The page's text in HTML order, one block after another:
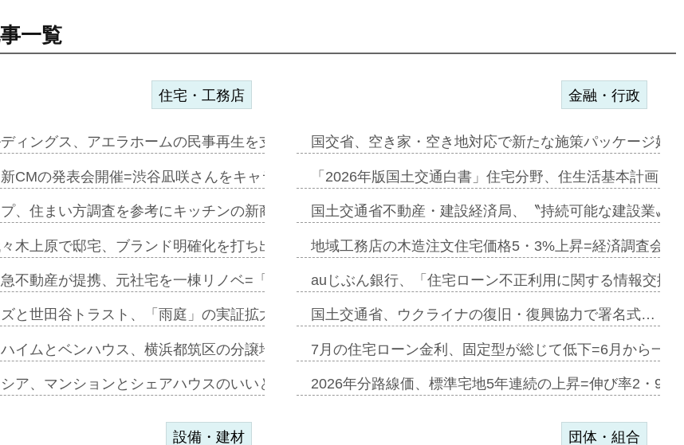
一覧
住宅・工務店
ィングス、アエラホームの民事再生を支援=スポンサー契約…
CMの発表会開催=渋谷凪咲さんをキャラクターに起用…
、住まい方調査を参考にキッチンの新商品=「ファミーレキ…
木上原で邸宅、ブランド明確化を打ち出す=年内にも城南エ…
不動産が提携、元社宅を一棟リノベ=「職住遊」融合型の賃…
と世田谷トラスト、「雨庭」の実証拡大へ=ガーデンカフェ…
イムとベンハウス、横浜都筑区の分譲地開発で初協業=お互…
ア、マンションとシェアハウスのいいとこどりのコリビング…
金融・行政
国交省、空き家・空き地対応で新たな施策パッケージ始
「2026年版国土交通白書」住宅分野、住生活基本計画
国土交通省不動産・建設経済局、〝持続可能な建設業〟
地域工務店の木造注文住宅価格5・3%上昇=経済調査会
auじぶん銀行、「住宅ローン不正利用に関する情報交換
国土交通省、ウクライナの復旧・復興協力で署名式…
7月の住宅ローン金利、固定型が総じて低下=6月から一
2026年分路線価、標準宅地5年連続の上昇=伸び率2・
設備・建材 団体・組合